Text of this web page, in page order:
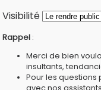
Visibilité
Rappel :
Merci de bien
insultants,
Pour les
avec nos assistants